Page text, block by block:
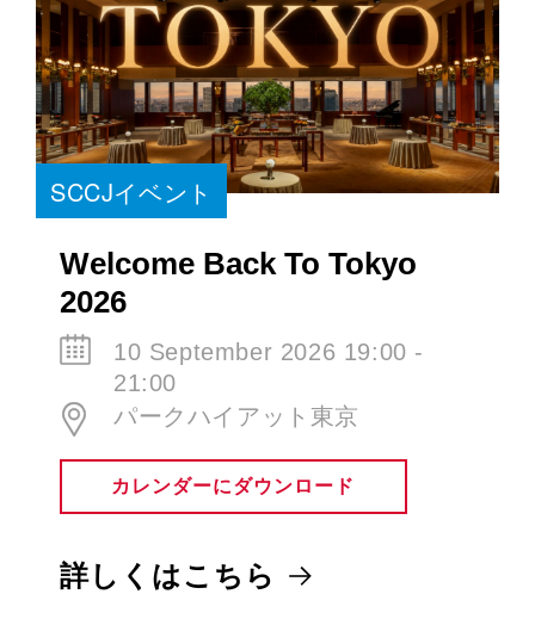
SCCJイベント
Welcome Back To Tokyo
2026
10 September 2026 19:00 -
21:00
パークハイアット東京
カレンダーにダウンロード
詳しくはこちら